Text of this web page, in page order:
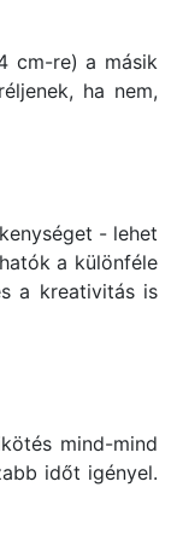
cm-re) a másik
ha nem,
- lehet
a különféle
a kreativitás is
mind-mind
időt igényel.